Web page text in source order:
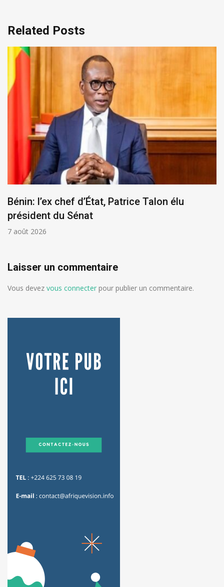
Related Posts
Bénin: l’ex chef d’État, Patrice Talon élu
président du Sénat
7 août 2026
Laisser un commentaire
Vous devez vous connecter pour publier un commentaire.